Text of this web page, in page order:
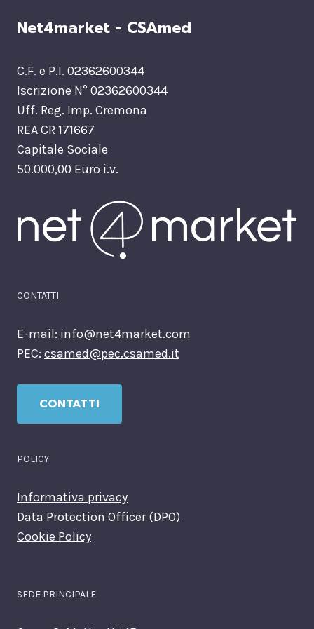
Net4market - CSAmed
C.F. e P.I. 02362600344
Iscrizione N° 02362600344
Uff. Reg. Imp. Cremona
REA CR 171667
Capitale Sociale
50.000,00 Euro i.v.
CONTATTI
E-mail: info@net4market.com
PEC: csamed@pec.csamed.it
CONTATTI
POLICY
Informativa privacy
Data Protection Officer (DPO)
Cookie Policy
SEDE PRINCIPALE